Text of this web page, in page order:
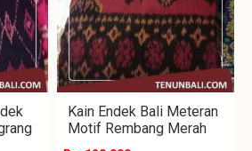
Kain Endek Bali Meteran
Motif Rembang Merah